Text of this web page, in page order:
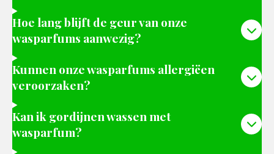
Hoe lang blijft de geur van onze
wasparfums aanwezig?
Kunnen onze wasparfums allergiëen
veroorzaken?
Kan ik gordijnen wassen met
wasparfum?